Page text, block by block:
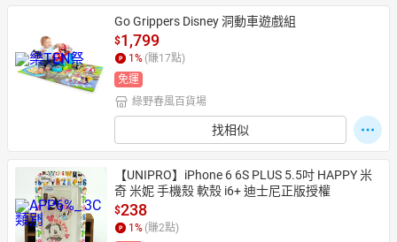
Go Grippers Disney 洞動車遊戲組
$1,799
1 % (賺17點)
免運
綠野春風百貨場
找相似
【UNIPRO】iPhone 6 6S PLUS 5.5吋 HAPPY 米
奇 米妮 手機殼 軟殼 i6+ 迪士尼正版授權
$238
1 % (賺2點)